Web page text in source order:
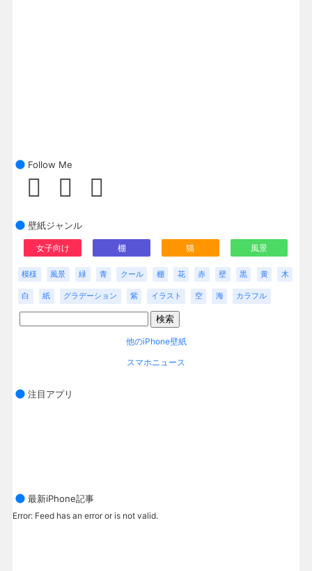
Follow Me
壁紙ジャンル
女子向け 棚 猫 風景
模様 風景 緑 青 クール 棚 花 赤 壁 黒 黄 木
白 紙 グラデーション 紫 イラスト 空 海 カラフル
他のiPhone壁紙
スマホニュース
注目アプリ
最新iPhone記事
Error: Feed has an error or is not valid.